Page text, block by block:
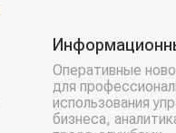
Оперативные
для
использования
бизнеса,